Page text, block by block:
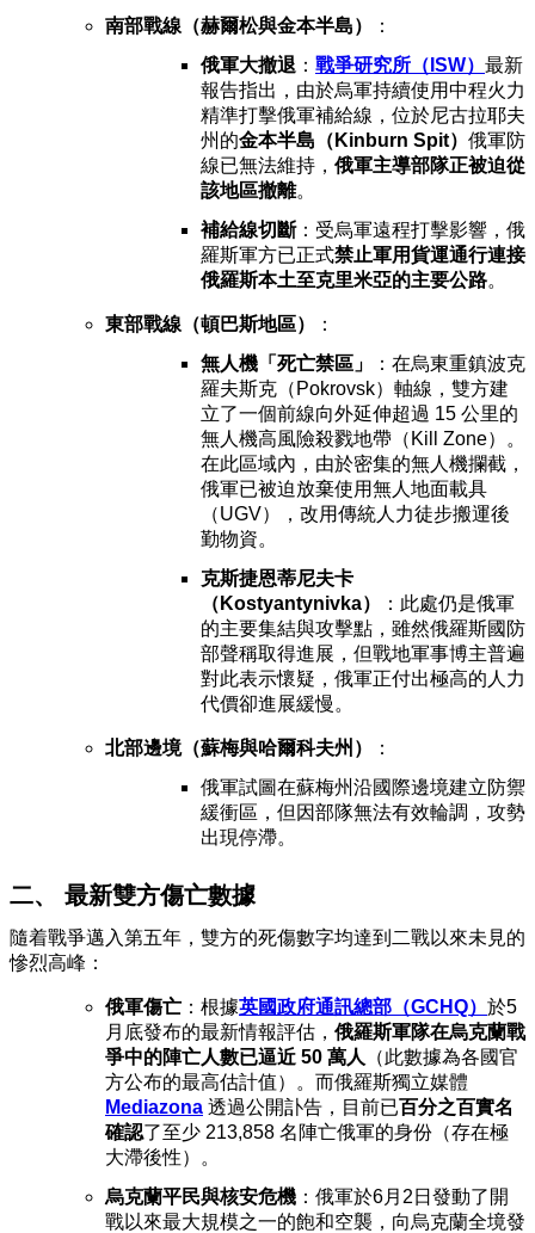
南部戰線（赫爾松與金本半島）
：
俄軍大撤退 ： 戰爭研究所（ISW） 最新
報告指出，由於烏軍持續使用中程火力
精準打擊俄軍補給線，位於尼古拉耶夫
州的金本半島（Kinburn Spit） 俄軍防
線已無法維持， 俄軍主導部隊正被迫從
該地區撤離。
補給線切斷：受烏軍遠程打擊影響，俄
羅斯軍方已正式禁止軍用貨運通行連接
俄羅斯本土至克里米亞的主要公路。
東部戰線（頓巴斯地區）
：
無人機「死亡禁區」
：在烏東重鎮波克
羅夫斯克（Pokrovsk）軸線，雙方建
立了一個前線向外延伸超過 15 公里的
無人機高風險殺戮地帶（Kill Zone）。
在此區域內，由於密集的無人機攔截，
俄軍已被迫放棄使用無人地面載具
（UGV），改用傳統人力徒步搬運後
勤物資。
克斯捷恩蒂尼夫卡
（Kostyantynivka）
：此處仍是俄軍
的主要集結與攻擊點，雖然俄羅斯國防
部聲稱取得進展，但戰地軍事博主普遍
對此表示懷疑，俄軍正付出極高的人力
代價卻進展緩慢。
北部邊境（蘇梅與哈爾科夫州）
：
俄軍試圖在蘇梅州沿國際邊境建立防禦
緩衝區，但因部隊無法有效輪調，攻勢
出現停滯。
二、 最新雙方傷亡數據
隨着戰爭邁入第五年，雙方的死傷數字均達到二戰以來未見的
慘烈高峰：
俄軍傷亡 ：根據英國政府通訊總部（GCHQ） 於5
月底發布的最新情報評估， 俄羅斯軍隊在烏克蘭戰
爭中的陣亡人數已逼近 50 萬人
（此數據為各國官
方公布的最高估計值）。而俄羅斯獨立媒體
Mediazona 透過公開訃告，目前已百分之百實名
確認了至少 213,858 名陣亡俄軍的身份（存在極
大滯後性）。
烏克蘭平民與核安危機 ：俄軍於6月2日發動了開
戰以來最大規模之一的飽和空襲，向烏克蘭全境發